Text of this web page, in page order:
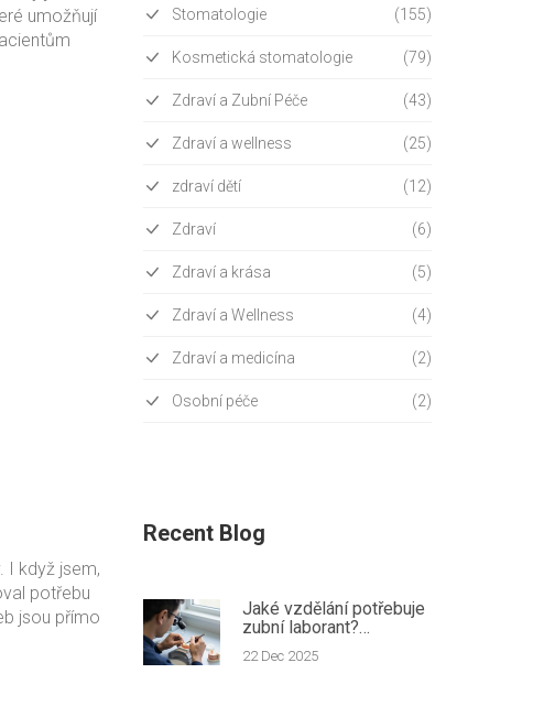
umožňují
I když jsem,
potřebu
jsou přímo
Stomatologie (155)
Kosmetická stomatologie (79)
Zdraví a Zubní Péče (43)
Zdraví a wellness (25)
zdraví dětí (12)
Zdraví (6)
Zdraví a krása (5)
Zdraví a Wellness (4)
Zdraví a medicína (2)
Osobní péče (2)
Recent Blog
Jaké vzdělání potřebuje
zubní laborant?
Průvodce krok za
krokem
22 Dec 2025